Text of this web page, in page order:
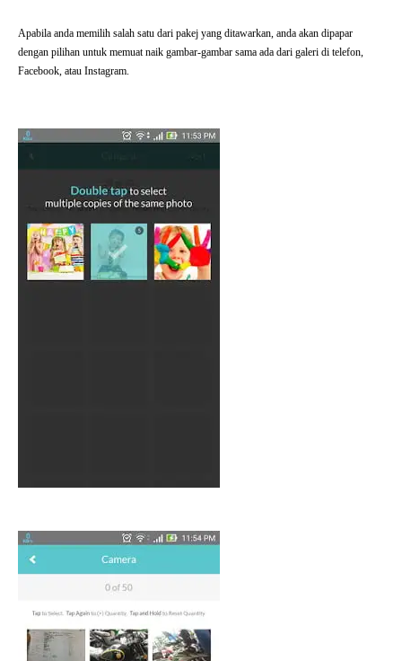
Apabila anda memilih salah satu dari pakej yang ditawarkan, anda akan dipapar
dengan pilihan untuk memuat naik gambar-gambar sama ada dari galeri di telefon,
Facebook, atau Instagram.